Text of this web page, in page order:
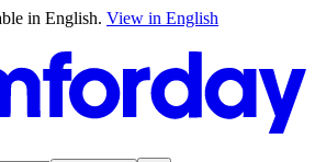
in English. View in English